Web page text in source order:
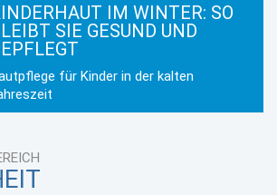
IM WINTER: SO
SIE GESUND UND
für Kinder in der kalten